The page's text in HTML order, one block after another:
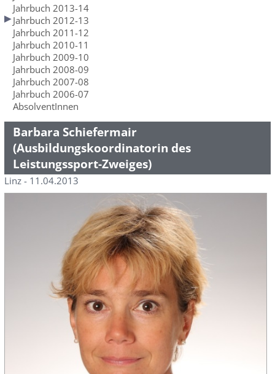
Jahrbuch 2013-14
Jahrbuch 2012-13
Jahrbuch 2011-12
Jahrbuch 2010-11
Jahrbuch 2009-10
Jahrbuch 2008-09
Jahrbuch 2007-08
Jahrbuch 2006-07
AbsolventInnen
Barbara Schiefermair
(Ausbildungskoordinatorin des
Leistungssport-Zweiges)
Linz - 11.04.2013